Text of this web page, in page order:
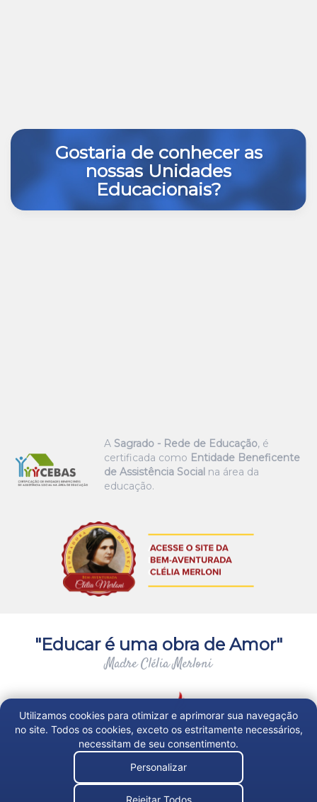
Gostaria de conhecer as
nossas Unidades
Educacionais?
A Sagrado - Rede de Educação, é
certificada como Entidade Beneficente
de Assistência Social na área da
educação.
"Educar é uma obra de Amor"
Madre Clélia Merloni
Trabalhe Conosco
Utilizamos cookies para otimizar e aprimorar sua navegação
no site. Todos os cookies, exceto os estritamente necessários,
necessitam de seu consentimento.
Personalizar
Rejeitar Todos